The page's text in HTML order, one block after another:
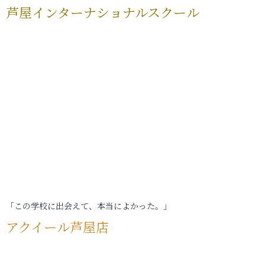
芦屋インターナショナルスクール
「この学校に出会えて、本当によかった。」
アクイール芦屋店